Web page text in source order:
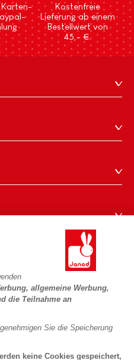
allgemeine Werbung,
die Teilnahme an
Sie die Speicherung
keine Cookies gespeichert,
Karten-
Kostenfreie
Lieferung ab einem
Bestellwert von
45,- €.